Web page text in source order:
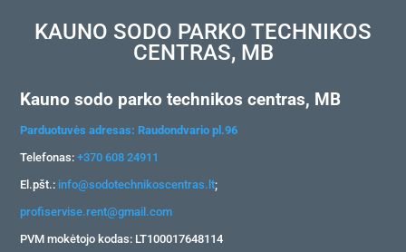
KAUNO SODO PARKO TECHNIKOS
CENTRAS, MB
Kauno sodo parko technikos centras, MB
Parduotuvės adresas: Raudondvario pl.96
Telefonas:+370 608 24911
El.pšt.: info@sodotechnikoscentras.lt;
profiservise.rent@gmail.com
PVM mokėtojo kodas: LT100017648114